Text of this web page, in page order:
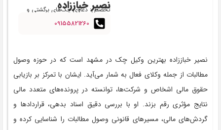
نصیر خباززاده
تخصص: دعاوی چک‌های برگشتی و
دعاوی بانکی
09155821260
نصیر خباززاده بهترین وکیل چک در مشهد است که در حوزه وصول
مطالبات از جمله وکلای فعال به شمار می‌آید. ایشان با تمرکز بر بازیابی
حقوق مالی اشخاص و شرکت‌ها، توانسته در پرونده‌های متعدد مالی
نتایج مؤثری رقم بزند. او با بررسی دقیق اسناد بدهی، قراردادها و
گردش‌های مالی، مسیرهای قانونی وصول مطالبات را شناسایی کرده و